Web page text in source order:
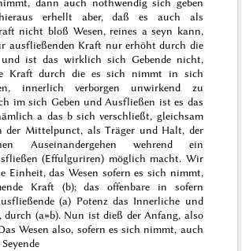
dann auch nothwendig sich geben
erhellt aber, daß es auch als
nicht bloß Wesen, reines a seyn kann,
ausfließenden Kraft nur erhöht durch die
und ist das wirklich sich Gebende nicht,
Kraft durch die es sich nimmt in sich
innerlich verborgen unwirkend zu
im sich Geben und Ausfließen ist es das
a das b sich verschließt, gleichsam
der Mittelpunct, als Träger und Halt, der
Auseinandergehen wehrend ein
(Effulguriren) möglich macht. Wir
Einheit, das Wesen sofern es sich nimmt,
Kraft (b); das offenbare in sofern
(a) Potenz das Innerliche und
durch (a=b). Nun ist dieß der Anfang, also
Wesen also, sofern es sich nimmt, auch